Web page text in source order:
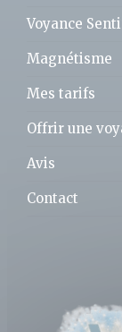
Voyance
Magnétisme
Mes tarifs
Offrir une
Avis
Contact